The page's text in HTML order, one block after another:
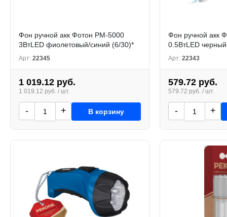
Фон ручной aкк Фотон PM-5000
3ВтLED фиолетовый/синий (6/30)*
Арт: 22345
1 019.12 руб.
1 019.12 руб. / шт.
- + В корзину
Фон ручной aкк
0.5ВтLED
Арт: 22343
579.72 руб.
579.72 руб. / шт.
- +